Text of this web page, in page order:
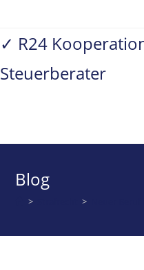
springen
✓ R24
Steuerberater
Blog
> >